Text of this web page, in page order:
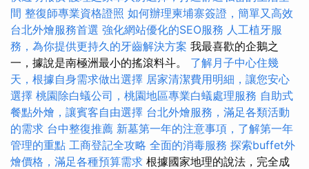
間 整復師專業資格證照 如何辦理柬埔寨簽證，簡單又高效
台北外燴服務首選 強化網站優化的SEO服務 人工植牙服
務，為你提供更持久的牙齒解決方案 我最喜歡的企鵝之
一，據說是南極洲最小的搖滾料斗。 了解月子中心住幾
天，根據自身需求做出選擇 居家清潔費用明細，讓您安心
選擇 桃園除白蟻公司，桃園地區專業白蟻處理服務 自助式
餐點外燴，讓賓客自由選擇 台北外燴服務，滿足各類活動
的需求 台中整復推薦 新墓第一年的注意事項，了解第一年
管理的重點 工商登記全攻略 全面的消毒服務 探索buffet外
燴價格，滿足各種預算需求 根據國家地理的說法，完全成